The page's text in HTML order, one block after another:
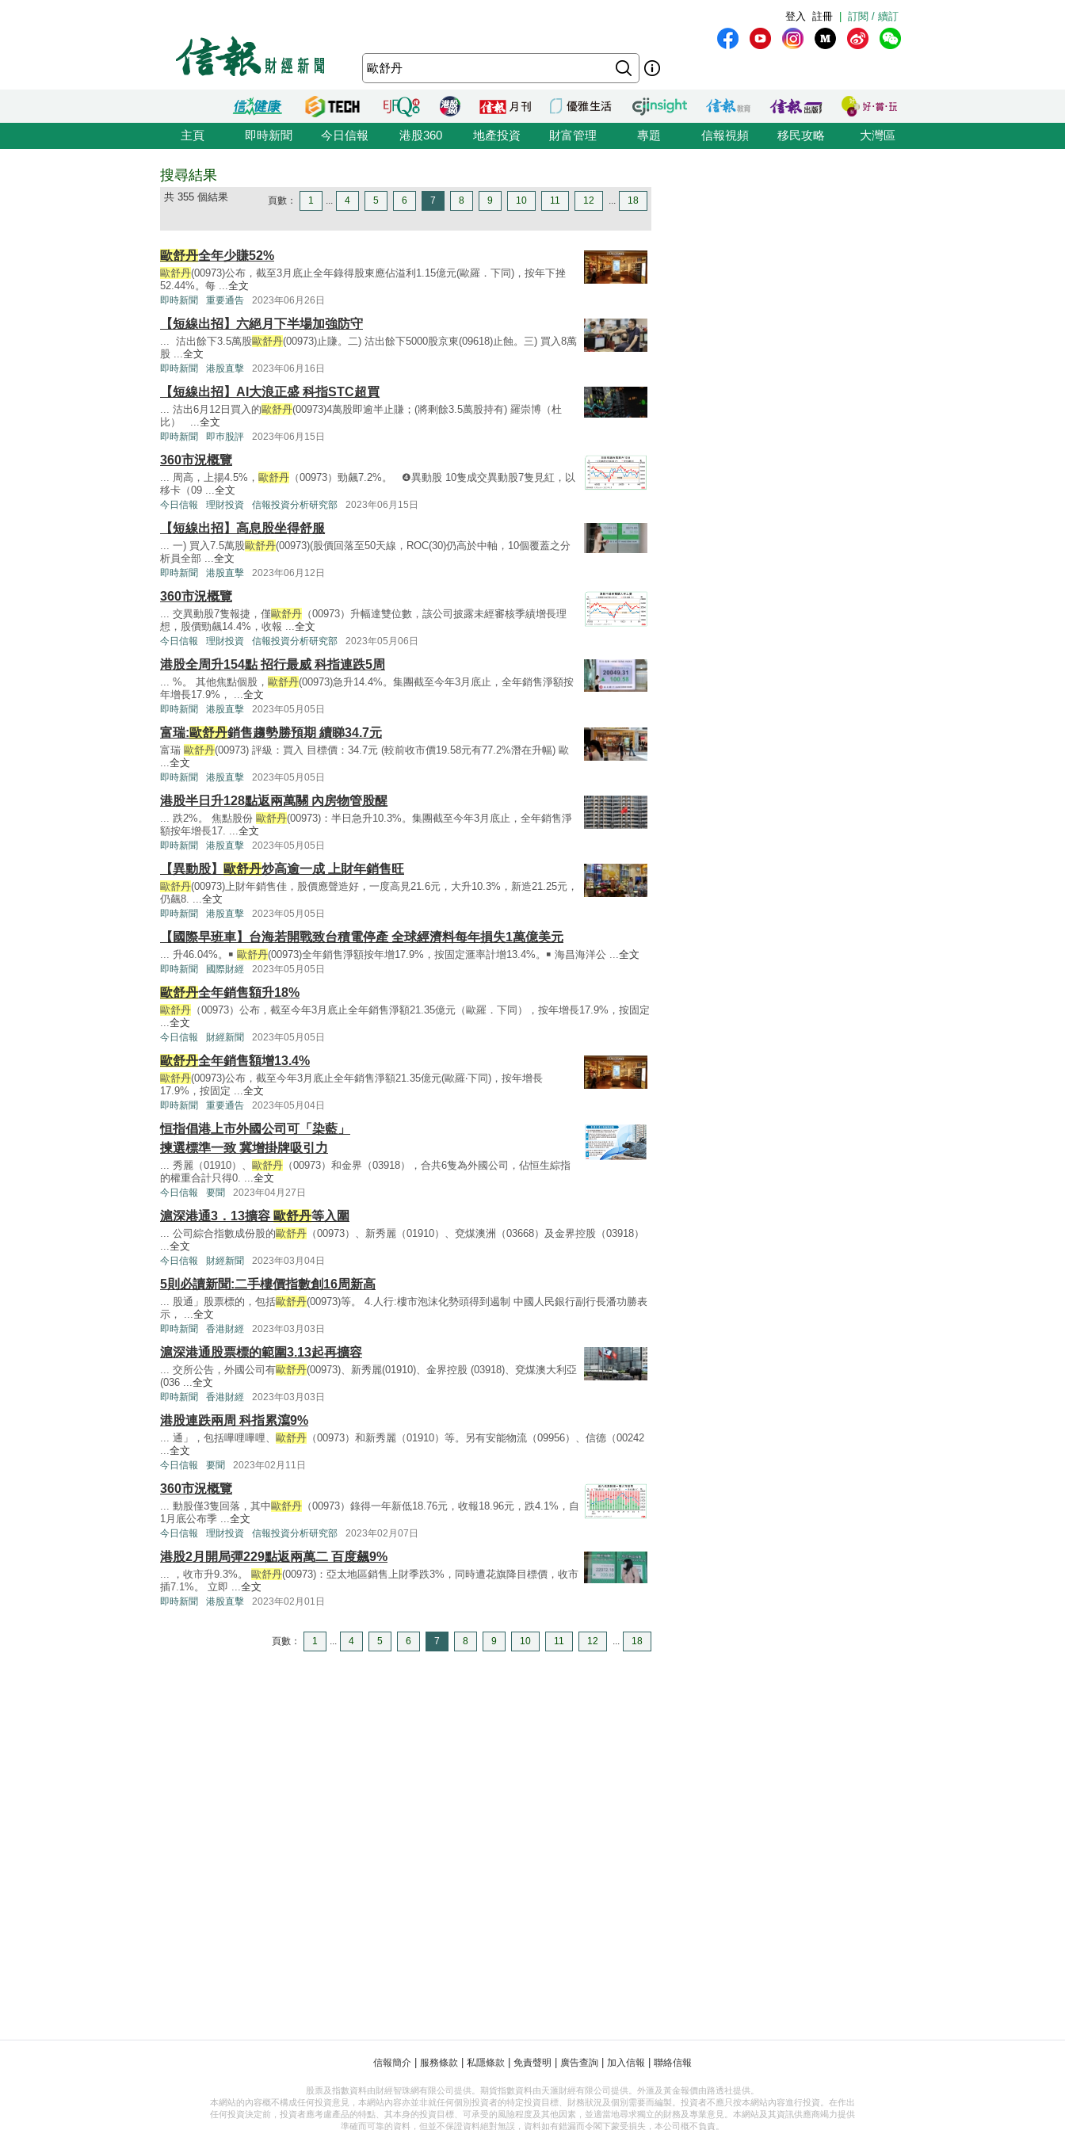
訂閱 / 續訂
註冊
登入
主頁 即時新聞 今日信報 港股360 地產投資 財富管理 專題 信報視頻 移民攻略 大灣區
搜尋結果
共 355 個結果 頁數： 1 ... 4 5 6 7 8 9 10 11 12 ... 18
歐舒丹全年少賺52%
歐舒丹(00973)公布，截至3月底止全年錄得股東應佔溢利1.15億元(歐羅．下同)，按年下挫
52.44%。每 ...全文
即時新聞 重要通告 2023年06月26日
【短線出招】六絕月下半場加強防守
... 沽出餘下3.5萬股歐舒丹(00973)止賺。二) 沽出餘下5000股京東(09618)止蝕。三) 買入8萬
股 ...全文
即時新聞 港股直擊 2023年06月16日
【短線出招】AI大浪正盛 科指STC超買
... 沽出6月12日買入的歐舒丹(00973)4萬股即逾半止賺；(將剩餘3.5萬股持有) 羅崇博（杜
比） ...全文
即時新聞 即巿股評 2023年06月15日
360市況概覽
... 周高，上揚4.5%， 歐舒丹 （00973）勁飆7.2%。 ❹異動股 10隻成交異動股7隻見紅，以
移卡（09 ...全文
今日信報 理財投資 信報投資分析研究部 2023年06月15日
【短線出招】高息股坐得舒服
... 一) 買入7.5萬股歐舒丹(00973)(股價回落至50天線，ROC(30)仍高於中軸，10個覆蓋之分
析員全部 ...全文
即時新聞 港股直擊 2023年06月12日
360市況概覽
... 交異動股7隻報捷，僅歐舒丹 （00973）升幅達雙位數，該公司披露未經審核季績增長理
想，股價勁飆14.4%，收報 ...全文
今日信報 理財投資 信報投資分析研究部 2023年05月06日
港股全周升154點 招行最威 科指連跌5周
... %。 其他焦點個股， 歐舒丹(00973)急升14.4%。集團截至今年3月底止，全年銷售淨額按
年增長17.9%， ...全文
即時新聞 港股直擊 2023年05月05日
富瑞:歐舒丹銷售趨勢勝預期 續睇34.7元
富瑞 歐舒丹(00973) 評級：買入 目標價：34.7元 (較前收市價19.58元有77.2%潛在升幅) 歐
...全文
即時新聞 港股直擊 2023年05月05日
港股半日升128點返兩萬關 內房物管股醒
... 跌2%。 焦點股份 歐舒丹(00973)：半日急升10.3%。集團截至今年3月底止，全年銷售淨
額按年增長17. ...全文
即時新聞 港股直擊 2023年05月05日
【異動股】 歐舒丹炒高逾一成 上財年銷售旺
歐舒丹(00973)上財年銷售佳，股價應聲造好，一度高見21.6元，大升10.3%，新造21.25元，
仍飆8. ...全文
即時新聞 港股直擊 2023年05月05日
【國際早班車】台海若開戰致台積電停產 全球經濟料每年損失1萬億美元
... 升46.04%。￭ 歐舒丹(00973)全年銷售淨額按年增17.9%，按固定滙率計增13.4%。￭ 海昌海洋公 ...全文
即時新聞 國際財經 2023年05月05日
歐舒丹全年銷售額升18%
歐舒丹 （00973）公布，截至今年3月底止全年銷售淨額21.35億元（歐羅．下同），按年增長17.9%，按固定
...全文
今日信報 財經新聞 2023年05月05日
歐舒丹全年銷售額增13.4%
歐舒丹(00973)公布，截至今年3月底止全年銷售淨額21.35億元(歐羅‧下同)，按年增長
17.9%，按固定 ...全文
即時新聞 重要通告 2023年05月04日
恒指倡港上市外國公司可「染藍」
揀選標準一致 冀增掛牌吸引力
... 秀麗（01910）、 歐舒丹 （00973）和金界（03918），合共6隻為外國公司，佔恒生綜指
的權重合計只得0. ...全文
今日信報 要聞 2023年04月27日
滬深港通3．13擴容 歐舒丹等入圍
... 公司綜合指數成份股的歐舒丹 （00973）、新秀麗（01910）、兗煤澳洲（03668）及金界控股（03918）
...全文
今日信報 財經新聞 2023年03月04日
5則必讀新聞:二手樓價指數創16周新高
... 股通」股票標的，包括歐舒丹(00973)等。 4.人行:樓市泡沫化勢頭得到遏制 中國人民銀行副行長潘功勝表
示， ...全文
即時新聞 香港財經 2023年03月03日
滬深港通股票標的範圍3.13起再擴容
... 交所公告，外國公司有歐舒丹(00973)、新秀麗(01910)、金界控股 (03918)、兗煤澳大利亞
(036 ...全文
即時新聞 香港財經 2023年03月03日
港股連跌兩周 科指累瀉9%
... 通」，包括嗶哩嗶哩、 歐舒丹 （00973）和新秀麗（01910）等。另有安能物流（09956）、信德（00242
...全文
今日信報 要聞 2023年02月11日
360市況概覽
... 動股僅3隻回落，其中歐舒丹 （00973）錄得一年新低18.76元，收報18.96元，跌4.1%，自
1月底公布季 ...全文
今日信報 理財投資 信報投資分析研究部 2023年02月07日
港股2月開局彈229點返兩萬二 百度飆9%
... ，收市升9.3%。 歐舒丹(00973)：亞太地區銷售上財季跌3%，同時遭花旗降目標價，收市
插7.1%。 立即 ...全文
即時新聞 港股直擊 2023年02月01日
頁數： 1 ... 4 5 6 7 8 9 10 11 12 ... 18
信報簡介 服務條款 私隱條款 免責聲明 廣告查詢 加入信報 聯絡信報
股票及指數資料由財經智珠網有限公司提供。期貨指數資料由天滙財經有限公司提供。外滙及黃金報價由路透社提供。
本網站的內容概不構成任何投資意見，本網站內容亦並非就任何個別投資者的特定投資目標、財務狀況及個別需要而編製。投資者不應只按本網站內容進行投資。在作出
任何投資決定前，投資者應考慮產品的特點、其本身的投資目標、可承受的風險程度及其他因素，並適當地尋求獨立的財務及專業意見。本網站及其資訊供應商竭力提供
準確而可靠的資料，但並不保證資料絕對無誤，資料如有錯漏而令閣下蒙受損失，本公司概不負責。